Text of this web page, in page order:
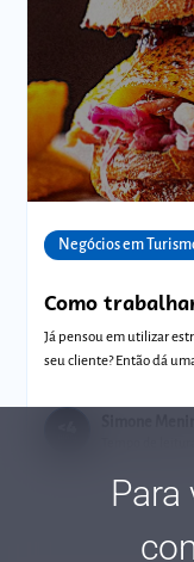
Negócios em
Como
Já pensou em utilizar
seu cliente? Então dá